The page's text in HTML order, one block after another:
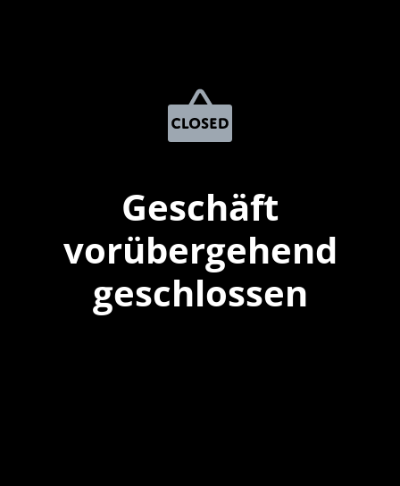
Geschäft
vorübergehend
geschlossen